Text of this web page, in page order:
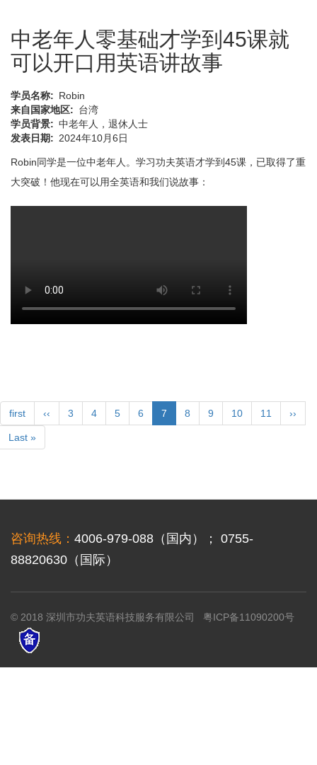
中老年人零基础才学到45课就
可以开口用英语讲故事
学员名称
Robin
来自国家地区
台湾
学员背景
中老年人，退休人士
发表日期
2024年10月6日
Robin同学是一位中老年人。学习功夫英语才学到45课，已取得了重
大突破！他现在可以用全英语和我们说故事：
分
页首
页
first
前
一
‹‹ Page
3 Page
4 Page
5 Page
6
当
前
7 Page
8 Page
9 Page
10 Page
11
下
一
››
末
页
Last »
咨询热线： 4006-979-088（国内）； 0755-
88820630（国际）
© 2018 深圳市功夫英语科技服务有限公司 粤ICP备11090200号